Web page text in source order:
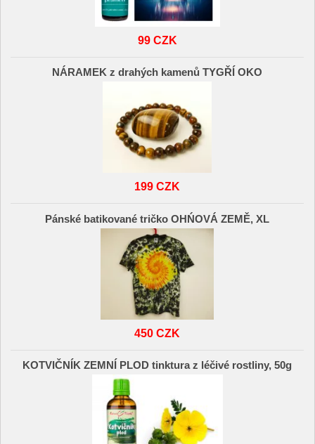
99 CZK
NÁRAMEK z drahých kamenů TYGŘÍ OKO
199 CZK
Pánské batikované tričko OHŃOVÁ ZEMĚ, XL
450 CZK
KOTVIČNÍK ZEMNÍ PLOD tinktura z léčivé rostliny, 50g